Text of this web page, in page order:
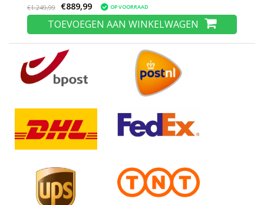
€1.249,99 €889,99 OP VOORRAAD
TOEVOEGEN AAN WINKELWAGEN